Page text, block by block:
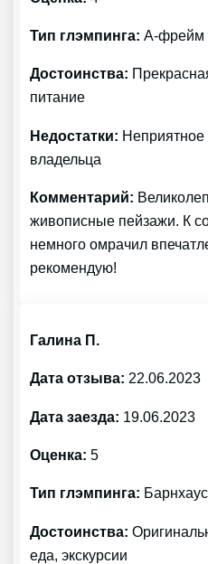
Тип глэмпинга: А-фрейм
Достоинства:
питание
Недостатки: Неприятное
владельца
Комментарий:
живописные пейзажи. К
немного омрачил
рекомендую!
Галина П.
Дата отзыва: 22.06.2023
Дата заезда: 19.06.2023
Оценка: 5
Тип глэмпинга: Барнхаус
Достоинства:
еда, экскурсии